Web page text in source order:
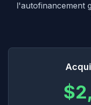
l'autofinancement
$